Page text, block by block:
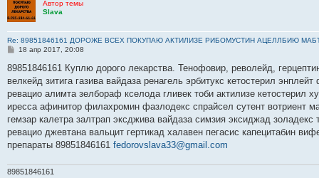
Автор темы
Slava
Re: 89851846161 ДОРОЖЕ ВСЕХ ПОКУПАЮ АКТИЛИЗЕ РИБОМУСТИН АЦЕЛЛБИЮ
С
о
щ
е
и
е
18 апр 2017, 20:08
89851846161 Куплю дорого лекарства. Тенофовир, револейд,
велкейд зитига газива вайдаза ренагель эрбитукс кетостерил
ревацио алимта зелбораф кселода гливек тоби актилизе кетостерил
иресса афинитор филахромин фазлодекс спрайсел сутент вотриент
гемзар калетра залтрап эксджива вайдаза симзия эксиджад
ревацио джевтана вальцит гертикад халавен пегасис капецитабин
препараты 89851846161 fedorovslava33@gmail.com
89851846161